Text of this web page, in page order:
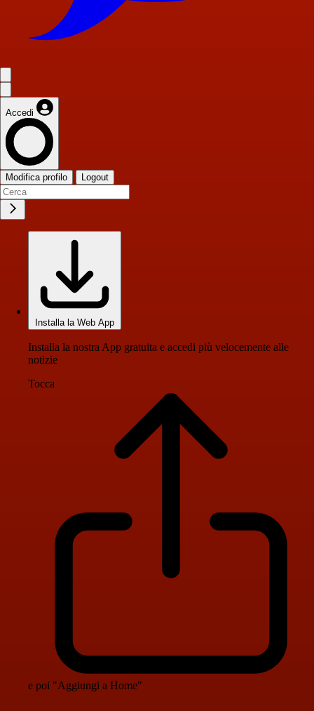
Accedi
Modifica profilo Logout
Installa la Web App
Installa la nostra App gratuita e accedi più velocemente alle
notizie
Tocca
e poi "Aggiungi a Home"